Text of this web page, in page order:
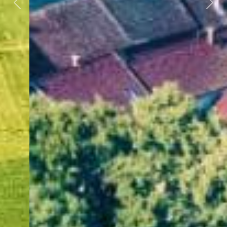
Předchozí Další